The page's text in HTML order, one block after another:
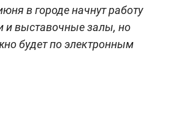
в городе начнут работу
и выставочные залы, но
будет по электронным